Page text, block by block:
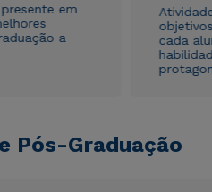
em
a
cada
Pós-Graduação